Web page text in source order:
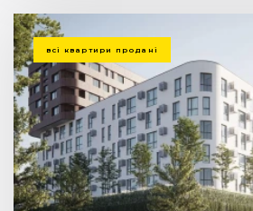
всі квартири продані